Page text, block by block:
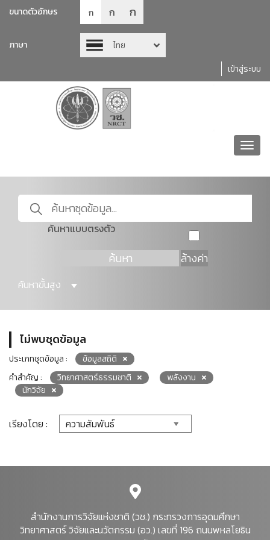
ขนาดตัวอักษร ก ก ก
ภาษา
ไทย
เข้าสู่ระบบ
ค้นหาแบบตรงตัว
ค้นหา ล้างค่า
ค้นหาขั้นสูง
ไม่พบชุดข้อมูล
ประเภทชุดข้อมูล :
ข้อมูลสถิติ
คำสำคัญ :
วิทยาศาสตร์ธรรมชาติ
พลังงาน
นักวิจัย
เรียงโดย :
สำนักงานการวิจัยแห่งชาติ (วช.) กระทรวงการอุดมศึกษา
วิทยาศาสตร์ วิจัยและนวัตกรรม (อว.) เลขที่ 196 ถนนพหลโยธิน